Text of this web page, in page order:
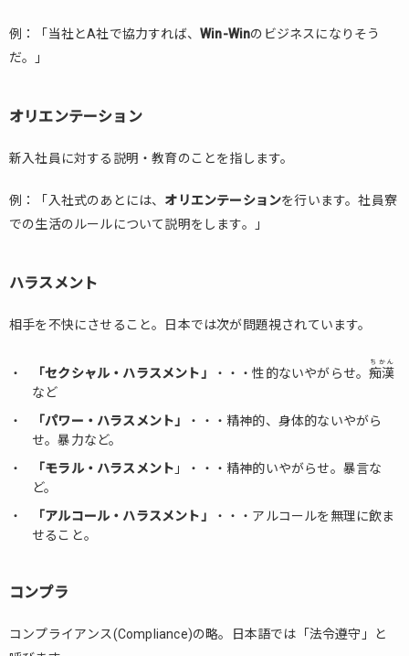
アポ
ンテー
1.1.4.
1.1.5.
ラ
フィー
1.1.7.
スタン
1.1.8.
モット
1.1.10.
例：「当社とA社で協力すれば、 Win-Winのビジネスになりそう
だ。」
オリエンテーション
新入社員に対する説明・教育のことを指します。
例：「入社式のあとには、 オリエンテーションを行います。社員寮
での生活のルールについて説明をします。」
ハラスメント
相手を不快にさせること。日本では次が問題視されています。
「セクシャル・ハラスメント」 ・・・性的ないやがらせ。痴漢
ちかん
など
「パワー・ハラスメント」
・・・精神的、身体的ないやがら
せ。暴力など。
「モラル・ハラスメント 」・・・精神的いやがらせ。暴言な
ど。
「アルコール・ハラスメント」
・・・アルコールを無理に飲ま
せること。
コンプラ
コンプライアンス(Compliance)の略。日本語では「法令遵守」と